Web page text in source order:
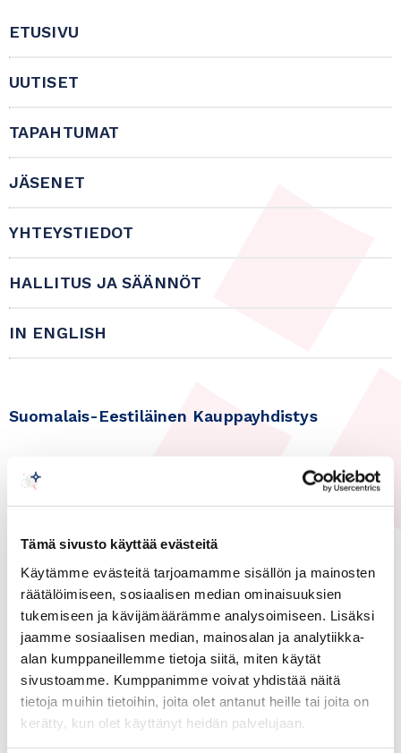
Tämä sivusto käyttää evästeitä
Käytämme evästeitä tarjoamamme sisällön ja mainosten
räätälöimiseen, sosiaalisen median ominaisuuksien
tukemiseen ja kävijämäärämme analysoimiseen. Lisäksi
jaamme sosiaalisen median, mainosalan ja analytiikka-
alan kumppaneillemme tietoja siitä, miten käytät
sivustoamme. Kumppanimme voivat yhdistää näitä
tietoja muihin tietoihin, joita olet antanut heille tai joita on
kerätty, kun olet käyttänyt heidän palvelujaan.
ETUSIVU
UUTISET
TAPAHTUMAT
JÄSENET
YHTEYSTIEDOT
HALLITUS JA SÄÄNNÖT
IN ENGLISH
Suomalais-Eestiläinen Kauppayhdistys
30.09.2020
Viro
Suomalais-Eestiläisen
kauppayhdistyksen webinaari
30.9.20: Viron yhtiölaki